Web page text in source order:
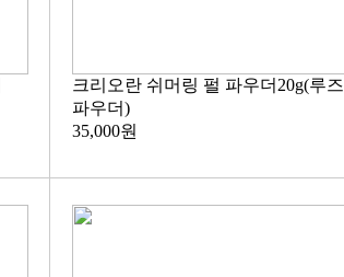
크리오란 쉬머링 펄 파우더20g(루즈
파우더)
35,000원